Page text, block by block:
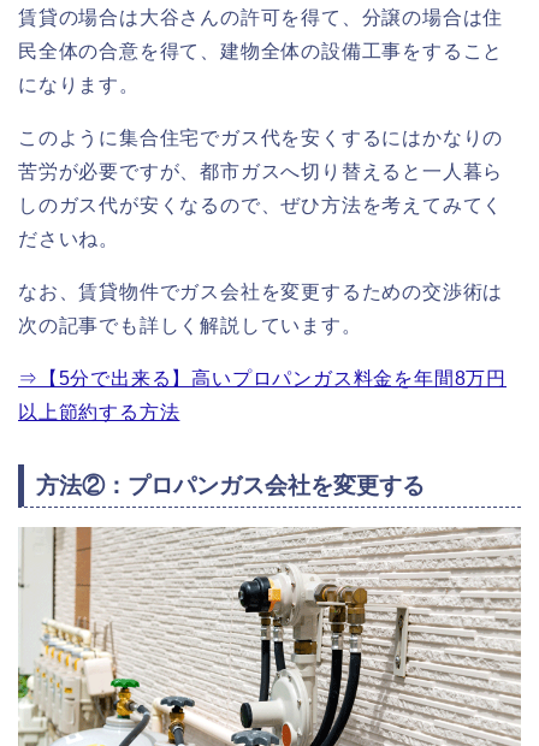
賃貸の場合は大谷さんの許可を得て、分譲の場合は住
民全体の合意を得て、建物全体の設備工事をすること
になります。
このように集合住宅でガス代を安くするにはかなりの
苦労が必要ですが、都市ガスへ切り替えると一人暮ら
しのガス代が安くなるので、ぜひ方法を考えてみてく
ださいね。
なお、賃貸物件でガス会社を変更するための交渉術は
次の記事でも詳しく解説しています。
⇒【5分で出来る】高いプロパンガス料金を年間8万円
以上節約する方法
方法②：プロパンガス会社を変更する